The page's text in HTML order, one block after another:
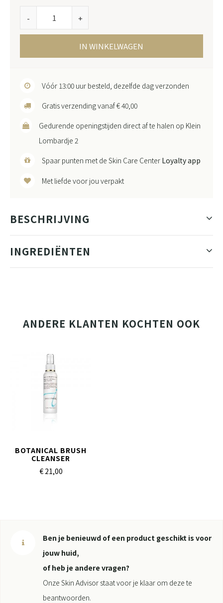
- +
IN WINKELWAGEN
Vóór 13:00 uur besteld, dezelfde dag verzonden
Gratis verzending vanaf € 40,00
Gedurende openingstijden direct af te halen op Klein
Lombardje 2
Spaar punten met de Skin Care Center Loyalty app
Met liefde voor jou verpakt
BESCHRIJVING
INGREDIËNTEN
ANDERE KLANTEN KOCHTEN OOK
BOTANICAL BRUSH
CLEANSER
€ 21,00
Ben je benieuwd of een product geschikt is voor
jouw huid,
of heb je andere vragen?
Onze Skin Advisor staat voor je klaar om deze te
beantwoorden.